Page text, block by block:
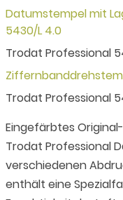
Datumstempel mit
5430/L 4.0
Trodat Professional
Trodat Professional
Eingefärbtes
Trodat Professional
verschiedenen
enthält eine